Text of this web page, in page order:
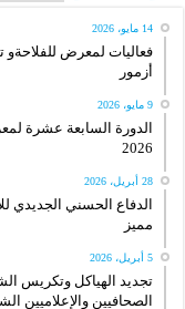
14 مايو، 2026
فعاليات لمعرض
أزمور
9 مايو، 2026
2026
28 أبريل، 2026
الدفاع الحسني الجديدي
مميز
5 أبريل، 2026
تجديد الهياكل وتكريس
الصحافيين والإعلاميين